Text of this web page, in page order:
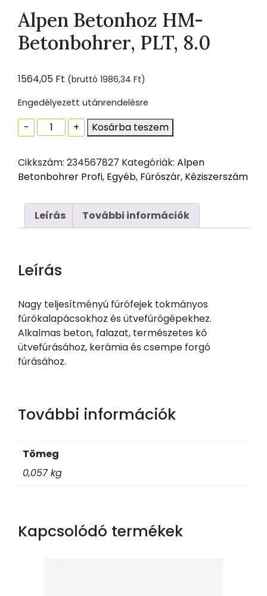
Alpen Betonhoz HM-
Betonbohrer, PLT, 8.0
1564,05 Ft (bruttó 1986,34 Ft)
Engedélyezett utánrendelésre
-
Alpen
Betonhoz
Betonbohrer,
PLT,
mennyiség
+ Kosárba teszem
Cikkszám: 234567827 Kategóriák: Alpen
Betonbohrer Profi, Egyéb, Fúrószár, Kéziszerszám
Leírás További információk
Leírás
Nagy teljesítményú fúrófejek tokmányos
fúrókalapácsokhoz és ütvefúrógépekhez.
Alkalmas beton, falazat, természetes kő
ütvefúrásához, kerámia és csempe forgó
fúrásához.
További információk
Tömeg
0,057 kg
Kapcsolódó termékek